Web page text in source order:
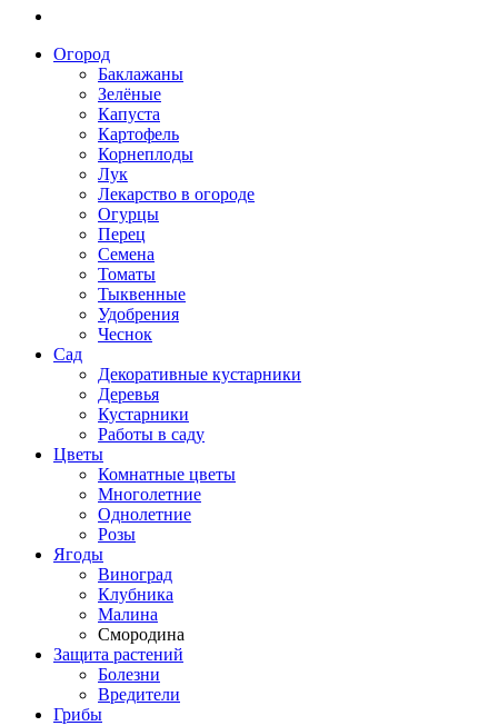
Огород
Баклажаны
Зелёные
Капуста
Картофель
Корнеплоды
Лук
Лекарство в огороде
Огурцы
Перец
Семена
Томаты
Тыквенные
Удобрения
Чеснок
Сад
Декоративные кустарники
Деревья
Кустарники
Работы в саду
Цветы
Комнатные цветы
Многолетние
Однолетние
Розы
Ягоды
Виноград
Клубника
Малина
Смородина
Защита растений
Болезни
Вредители
Грибы